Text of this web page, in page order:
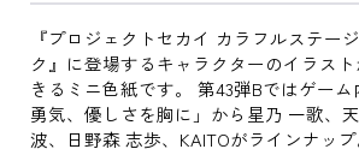
『プロジェクトセカイ カラフルステー
ク』に登場するキャラクターのイラス
きるミニ色紙です。 第43弾Bではゲーム
勇気、優しさを胸に」から星乃 一歌、
波、日野森 志歩、KAITOがラインナップ